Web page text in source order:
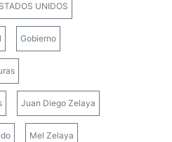
UNIDOS
Gobierno
Juan Diego Zelaya
Mel Zelaya